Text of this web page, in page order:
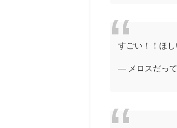
すごい！！ほ
— メロスだっ